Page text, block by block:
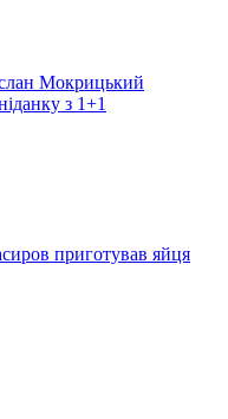
Мокрицький
з 1+1
приготував яйця